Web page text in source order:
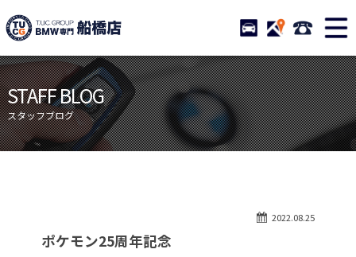
TUCグループ BMW専門 船
STOCK ACCESS 047-
ニュース
在庫リスト
目玉車両一覧
店舗紹介
保証＆サービス
アクセスマップ
自動車保険
STAFF BLOG
スタッフブログ
2022.08.25
ポケモン25周年記念